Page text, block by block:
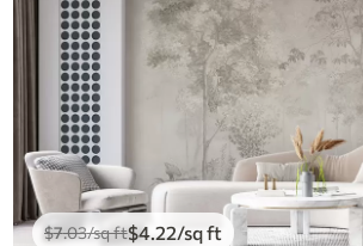
$7.03/sq ft$4.22/sq ft